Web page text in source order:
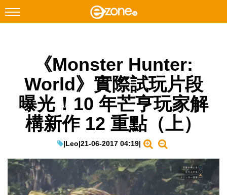
Facebook Instagram
科技焦點
網絡生活
遊戲動漫
EduTech
IT Times
《Monster Hunter:
World》實際試玩片段
曝光！10 年芒亨玩家解
構新作 12 重點（上）
|Leo|21-06-2017 04:19|